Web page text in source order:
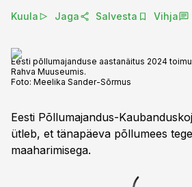
Kuula Jaga Salvesta Vihja
Eesti põllumajanduse aastanäitus 2024
Rahva Muuseumis.
Foto: Meelika Sander-Sõrmus
Eesti Põllumajandus-
ütleb, et tänapäeva põllumees
maaharimisega.